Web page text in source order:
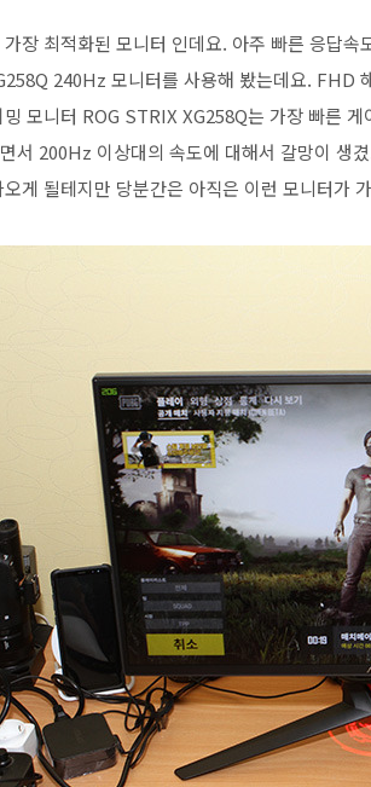
가장 최적화된 모니터 인데요. 아주 빠른 응답
240Hz 모니터를 사용해 봤는데요. FHD
모니터 ROG STRIX XG258Q는 가장 빠른
서 200Hz 이상대의 속도에 대해서 갈망이 생
오게 될테지만 당분간은 아직은 이런 모니터가